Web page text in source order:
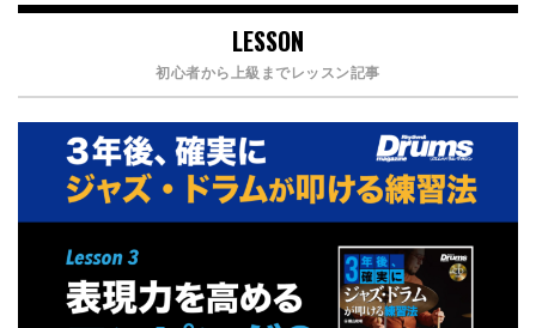
LESSON
初心者から上級までレッスン記事